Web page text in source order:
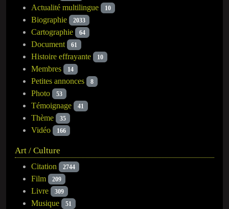
Actualité multilingue 10
Biographie 2033
Cartographie 64
Document 61
Histoire effrayante 10
Membres 14
Petites annonces 8
Photo 53
Témoignage 41
Thème 35
Vidéo 166
Art / Culture
Citation 2744
Film 209
Livre 309
Musique 51